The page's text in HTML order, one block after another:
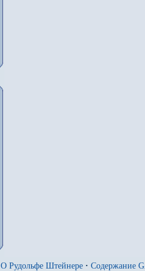
О Рудольфе Штейнере · Содержание